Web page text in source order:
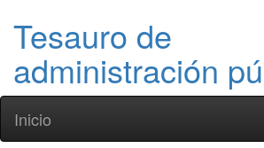
Tesauro de
administración
Inicio